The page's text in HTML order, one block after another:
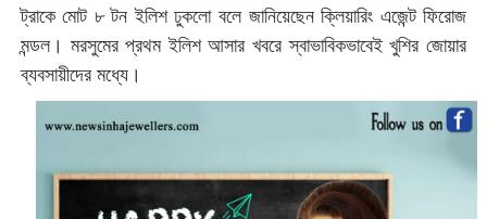
ট্রাকে মোট ৮ টন ইলিশ ঢুকলো বলে জানিয়েছেন ক্লিয়ারিং এজেন্ট ফিরোজ
মন্ডল। মরসুমের প্রথম ইলিশ আসার খবরে স্বাভাবিকভাবেই খুশির জোয়ার
ব্যবসায়ীদের মধ্যে।